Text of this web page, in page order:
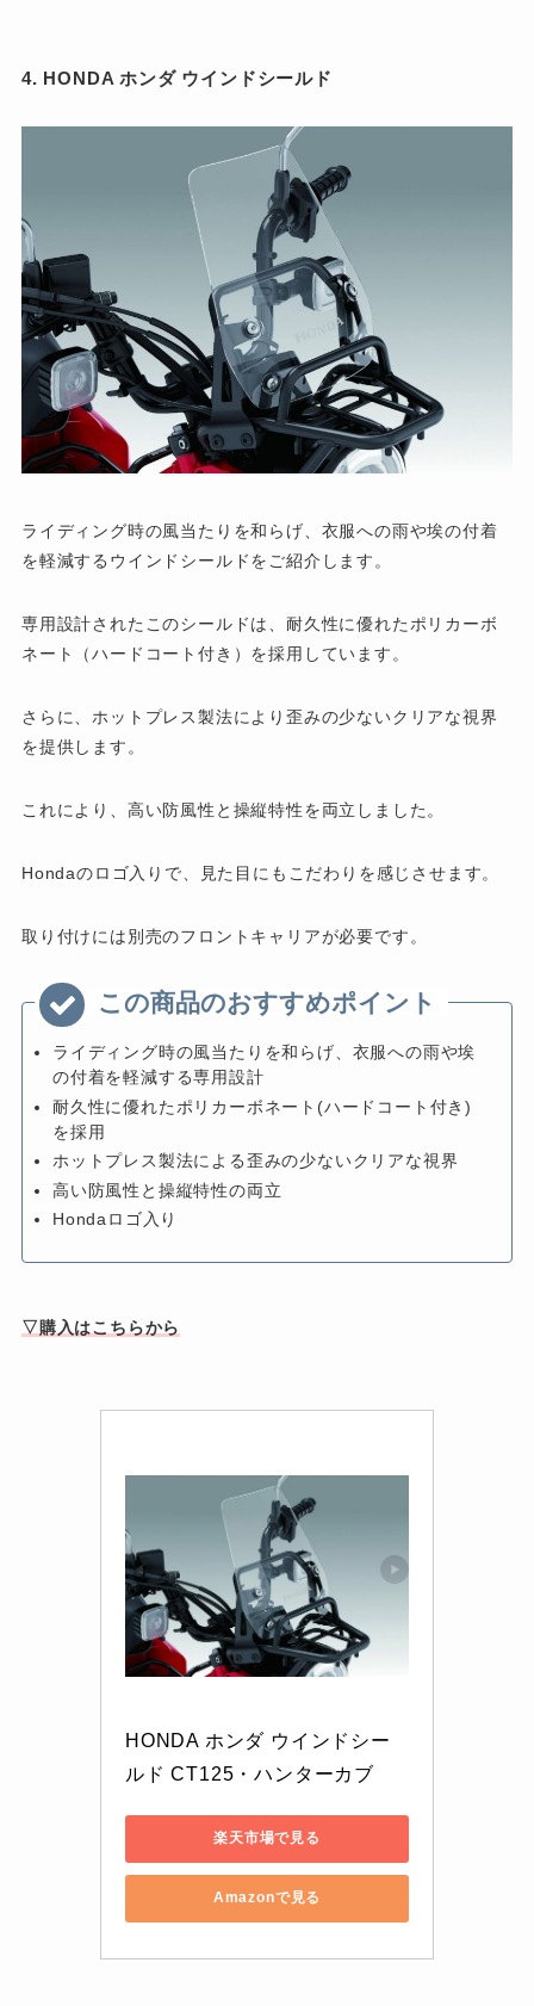
4. HONDA ホンダ ウインドシールド
ライディング時の風当たりを和らげ、衣服への雨や埃の付着
を軽減するウインドシールドをご紹介します。
専用設計されたこのシールドは、耐久性に優れたポリカーボ
ネート（ハードコート付き）を採用しています。
さらに、ホットプレス製法により歪みの少ないクリアな視界
を提供します。
これにより、高い防風性と操縦特性を両立しました。
Hondaのロゴ入りで、見た目にもこだわりを感じさせます。
取り付けには別売のフロントキャリアが必要です。
ライディング時の風当たりを和らげ、衣服への雨や埃
の付着を軽減する専用設計
耐久性に優れたポリカーボネート(ハードコート付き)
を採用
ホットプレス製法による歪みの少ないクリアな視界
高い防風性と操縦特性の両立
Hondaロゴ入り
▽購入はこちらから
HONDA ホンダ ウインドシー
ルド CT125・ハンターカブ
楽天市場で見る
Amazonで見る